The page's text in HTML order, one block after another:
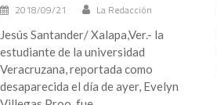
2018/09/21 La Redacción
Jesús Santander/ Xalapa,Ver.- la
estudiante de la universidad
Veracruzana, reportada como
desaparecida el día de ayer, Evelyn